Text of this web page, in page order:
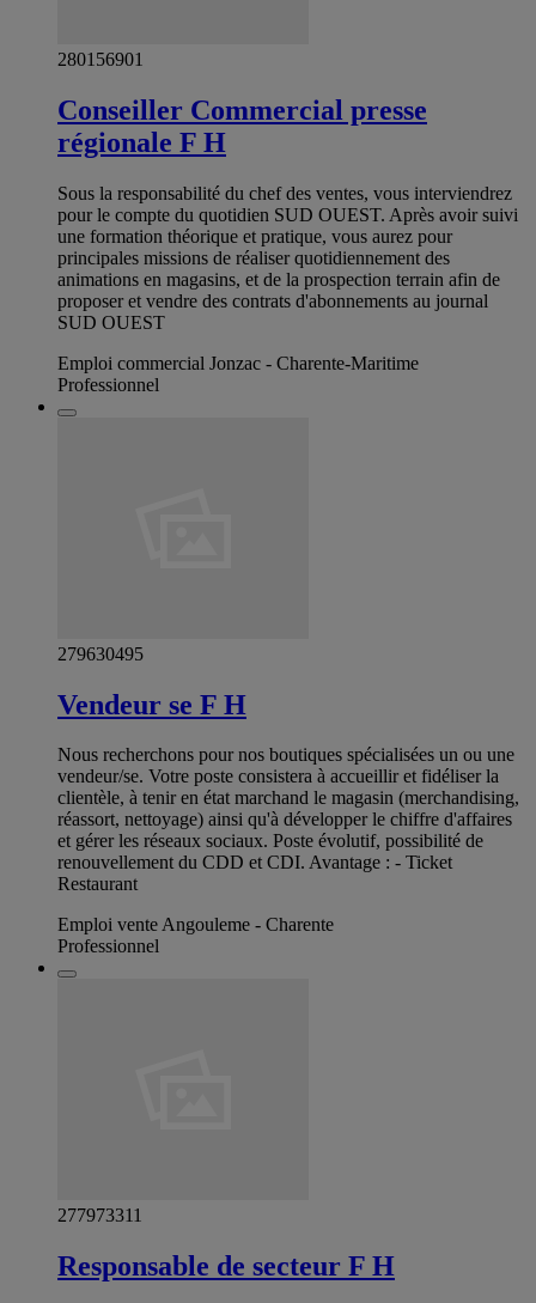
280156901
Conseiller Commercial presse
régionale F H
Sous la responsabilité du chef des ventes, vous interviendrez
pour le compte du quotidien SUD OUEST. Après avoir suivi
une formation théorique et pratique, vous aurez pour
principales missions de réaliser quotidiennement des
animations en magasins, et de la prospection terrain afin de
proposer et vendre des contrats d'abonnements au journal
SUD OUEST
Emploi commercial Jonzac - Charente-Maritime
Professionnel
279630495
Vendeur se F H
Nous recherchons pour nos boutiques spécialisées un ou une
vendeur/se. Votre poste consistera à accueillir et fidéliser la
clientèle, à tenir en état marchand le magasin (merchandising,
réassort, nettoyage) ainsi qu'à développer le chiffre d'affaires
et gérer les réseaux sociaux. Poste évolutif, possibilité de
renouvellement du CDD et CDI. Avantage : - Ticket
Restaurant
Emploi vente Angouleme - Charente
Professionnel
277973311
Responsable de secteur F H